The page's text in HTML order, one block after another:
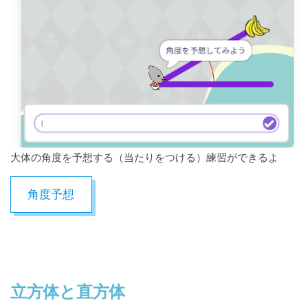
大体の角度を予想する（当たりをつける）練習ができるよ
角度予想
立方体と直方体